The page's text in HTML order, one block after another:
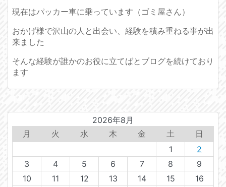
現在はパッカー車に乗っています（ゴミ屋さん）
おかげ様で沢山の人と出会い、経験を積み重ねる事が出
来ました
そんな経験が誰かのお役に立てばとブログを続けており
ます
2026年8月
月
火 水 木 金 土
日
1
2
3
4 5 6 7 8
9
10
11 12 13 14 15
16